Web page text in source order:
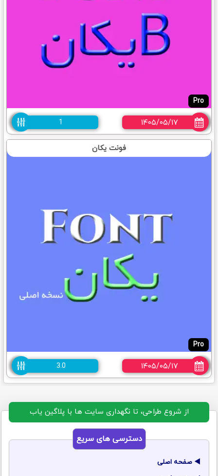
Pro
۱۴۰۵/۰۵/۱۷ 1
فونت یکان
Pro
۱۴۰۵/۰۵/۱۷ 3.0
از شروع طراحی، تا نگهداری سایت ها با پلاگین یاب
دسترسی های سریع
صفحه اصلی